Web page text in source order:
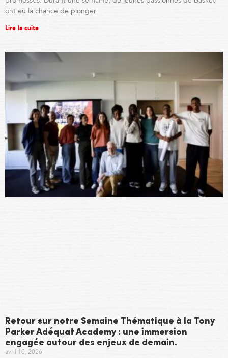
ont eu la chance de plonger
Lire la suite
Retour sur notre Semaine Thématique à la Tony
Parker Adéquat Academy : une immersion
engagée autour des enjeux de demain.
avril 10, 2026